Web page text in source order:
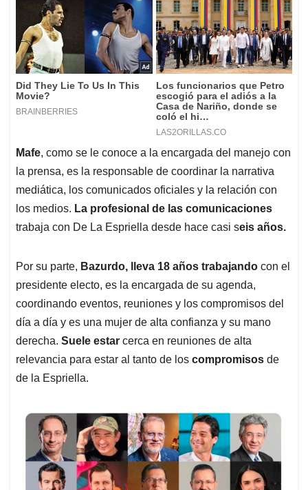
Mafe, como se le conoce a la encargada del manejo con
la prensa, es la responsable de coordinar la narrativa
mediática, los comunicados oficiales y la relación con
los medios. La profesional de las comunicaciones
trabaja con De La Espriella desde hace casi seis años.
Por su parte, Bazurdo, lleva 18 años trabajando con el
presidente electo, es la encargada de su agenda,
coordinando eventos, reuniones y los compromisos del
día a día y es una mujer de alta confianza y su mano
derecha. Suele estar cerca en reuniones de alta
relevancia para estar al tanto de los compromisos de
de la Espriella.